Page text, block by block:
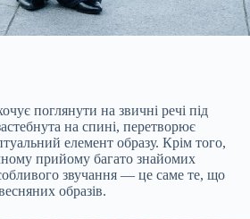
поглянути на звичні речі під
на спині, перетворює
елемент образу. Крім того,
прийому багато знайомих
звучання — це саме те, що
образів.